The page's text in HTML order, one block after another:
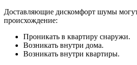
Доставляющие дискомфорт шумы
происхождение:
Проникать в квартиру снаружи.
Возникать внутри дома.
Возникать внутри квартиры.